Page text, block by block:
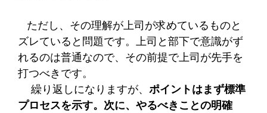
ただし、その理解が上司が求めているものと
ズレていると問題です。上司と部下で意識がず
れるのは普通なので、その前提で上司が先手を
打つべきです。
繰り返しになりますが、 ポイントはまず標準
プロセスを示す。次に、やるべきことの明確